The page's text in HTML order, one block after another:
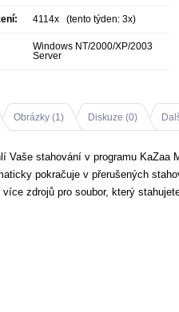
4114x (tento týden: 3x)
Windows NT/2000/XP/2003
Server
Obrázky (1) Diskuze (0)
Vaše stahování v programu KaZaa
pokračuje v přerušených
více zdrojů pro soubor, který